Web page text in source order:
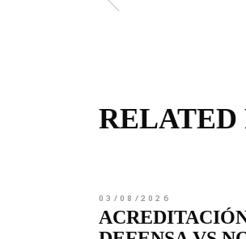
RELATED
03/08/2026